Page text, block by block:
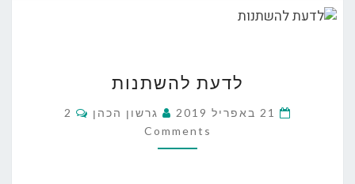
להשתנות
לדעת להשתנות
21 באפריל 2019 גרשון הכהן Comments
2
Comments